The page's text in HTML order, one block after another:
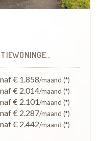
€ 1.858/maand (*)
€ 2.014/maand (*)
€ 2.101/maand (*)
€ 2.287/maand (*)
€ 2.442/maand (*)